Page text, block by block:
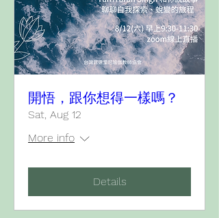
開悟，跟你想得一樣嗎？
Sat, Aug 12
More info
Details